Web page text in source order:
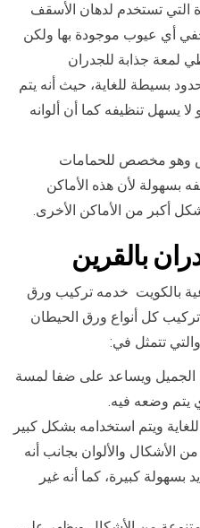
التي تستخدم لدهان الأسقف
أي عيوب موجودة بها ولكن
لمعة جذابة للجدران
بسيطة للغاية، حيث أنه يتم
يسهل تنظيفه كما أن ألوانه
وهو مخصص للحمامات
بسهولة لأن هذه الأماكن
أكبر من الأماكن الأخرى.
بالقرين
بالكويت خدمه تركيب ورق
كل أنواع ورق الحيطان
تتمثل في:
الجميل ويساعد على ضفا لمسة
يتم وضعه فيه.
ويتم استخدامه بشكل كبير
الأشكال والألوان بجانب أنه
بسهولة كبيرة، كما أنه غير